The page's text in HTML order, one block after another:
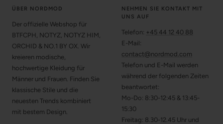
ÜBER NORDMOD
Der offizielle Webshop für
BTFCPH, NOTYZ, NOTYZ HIM,
ORCHID & NO.1 BY OX. Wir
kreieren modische,
hochwertige Kleidung für
Männer und Frauen. Finden Sie
klassische Stile und die
neuesten Trends kombiniert
mit bestem Design.
NEHMEN SIE KONTAKT MIT
UNS AUF
Telefon: +45 44 12 40 88
E-Mail:
contact@nordmod.com
Telefon und E-Mail werden
während der folgenden Zeiten
beantwortet:
Mo-Do: 8:30-12:45 & 13:45-
15:30
Freitag: 8.30-12.45 Uhr und